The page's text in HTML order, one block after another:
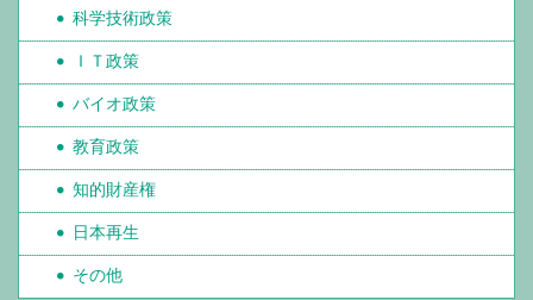
科学技術政策
ＩＴ政策
バイオ政策
教育政策
知的財産権
日本再生
その他